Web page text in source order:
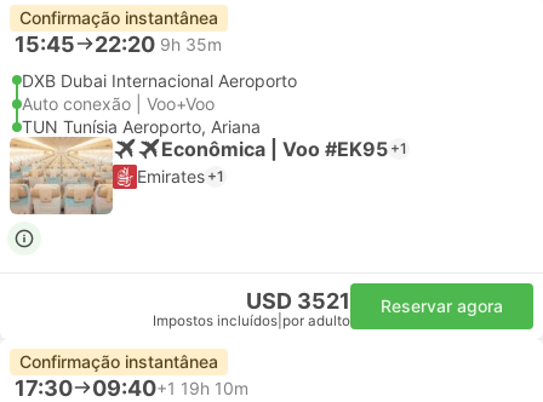
Confirmação instantânea
15:45 22:20 9h 35m
DXB Dubai Internacional Aeroporto
Auto conexão | Voo+Voo
TUN Tunísia Aeroporto, Ariana
Econômica | Voo #EK95 +1
Emirates +1
USD 3521
Impostos incluídos por adulto
Reservar agora
Confirmação instantânea
17:30 09:40+1 19h 10m